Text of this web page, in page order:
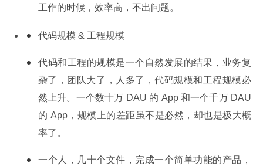
工作的时候，效率高，不出问题。
代码规模 & 工程规模
代码和工程的规模是一个自然发展的结果，业务复
杂了，团队大了，人多了，代码规模和工程规模必
然上升。一个数十万 DAU 的 App 和一个千万 DAU
的 App，规模上的差距虽不是必然，却也是极大概
率了。
一个人，几十个文件，完成一个简单功能的产品，